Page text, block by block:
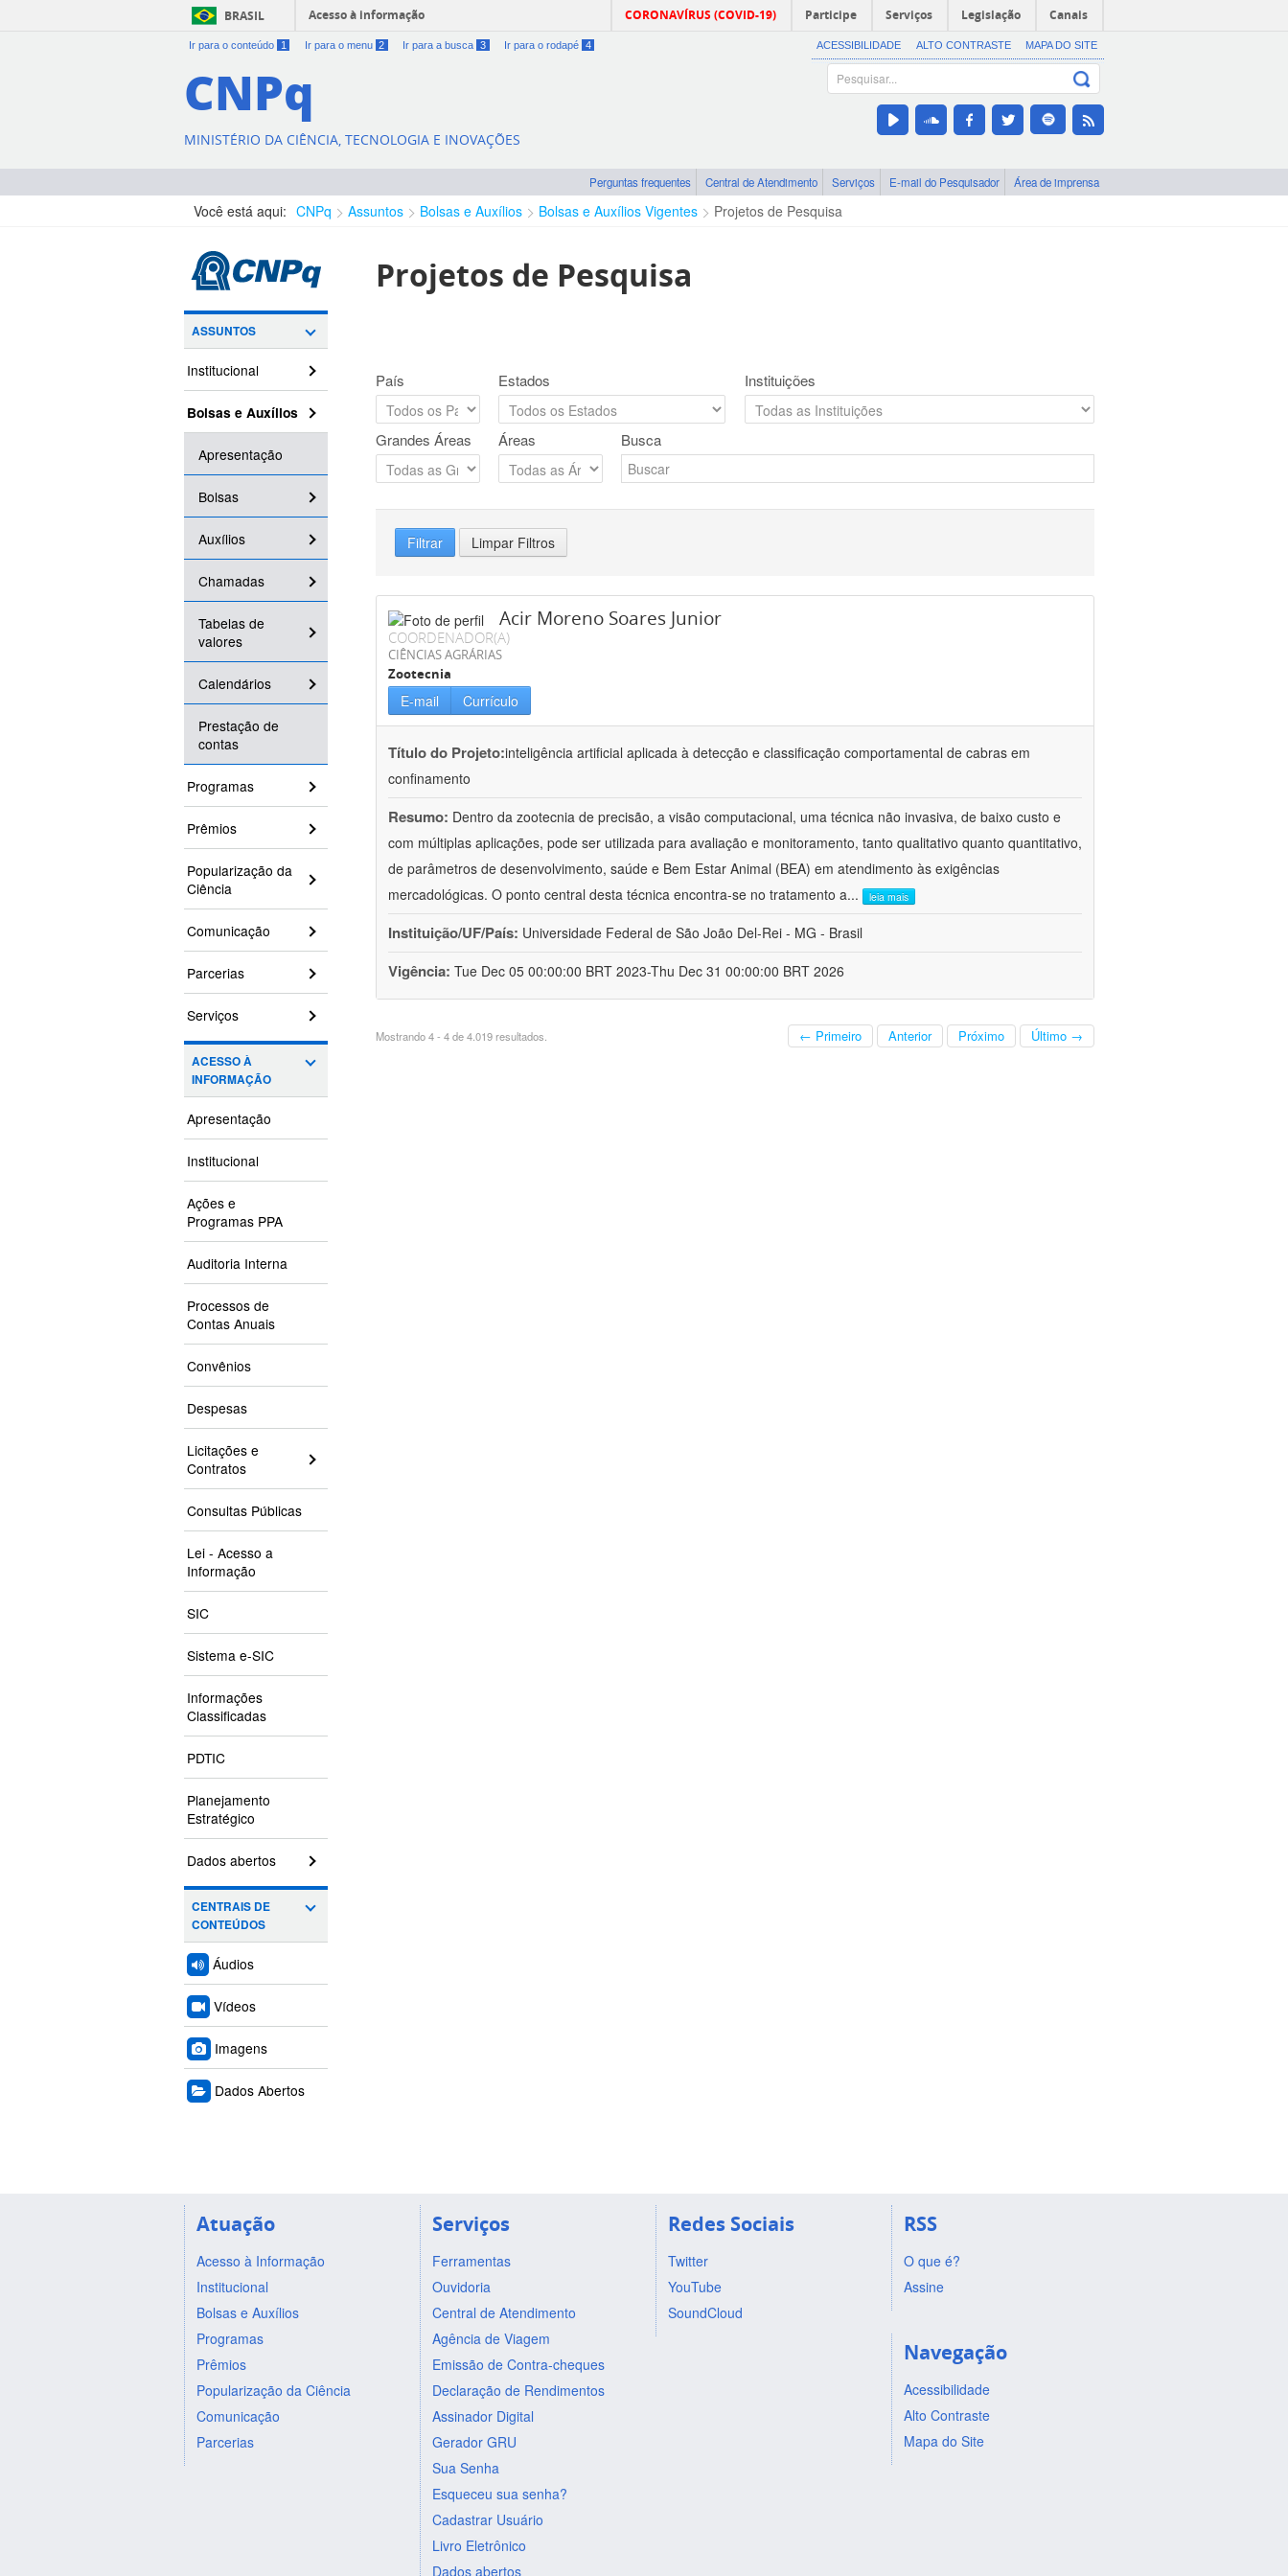
BRASIL Acesso à informação CORONAVÍRUS (COVID-19) Participe Serviços Legislação Canais
Ir para o conteúdo 1 Ir para o menu 2 Ir para a busca 3 Ir para o rodapé 4 ACESSIBILIDADE ALTO CONTRASTE MAPA DO SITE
CNPq
MINISTÉRIO DA CIÊNCIA, TECNOLOGIA E INOVAÇÕES
Perguntas frequentes Central de Atendimento Serviços E-mail do Pesquisador Área de imprensa
Você está aqui: CNPq Assuntos Bolsas e Auxílios Bolsas e Auxílios Vigentes Projetos de Pesquisa
ASSUNTOS
Institucional
Bolsas e Auxílios
Apresentação
Bolsas
Auxílios
Chamadas
Tabelas de
valores
Calendários
Prestação de
contas
Programas
Prêmios
Popularização da
Ciência
Comunicação
Parcerias
Serviços
ACESSO À
INFORMAÇÃO
Apresentação
Institucional
Ações e
Programas PPA
Auditoria Interna
Processos de
Contas Anuais
Convênios
Despesas
Licitações e
Contratos
Consultas Públicas
Lei - Acesso a
Informação
SIC
Sistema e-SIC
Informações
Classificadas
PDTIC
Planejamento
Estratégico
Dados abertos
CENTRAIS DE
CONTEÚDOS
Áudios
Vídeos
Imagens
Dados Abertos
Projetos de Pesquisa
País Estados Instituições
Grandes Áreas Áreas Busca
Filtrar Limpar Filtros
Acir Moreno Soares Junior
COORDENADOR(A)
CIÊNCIAS AGRÁRIAS
Zootecnia
E-mail Currículo
Título do Projeto:inteligência artificial aplicada à detecção e classificação comportamental de cabras em
confinamento
Resumo: Dentro da zootecnia de precisão, a visão computacional, uma técnica não invasiva, de baixo custo e
com múltiplas aplicações, pode ser utilizada para avaliação e monitoramento, tanto qualitativo quanto quantitativo,
de parâmetros de desenvolvimento, saúde e Bem Estar Animal (BEA) em atendimento às exigências
mercadológicas. O ponto central desta técnica encontra-se no tratamento a... leia mais
Instituição/UF/País: Universidade Federal de São João Del-Rei - MG - Brasil
Vigência: Tue Dec 05 00:00:00 BRT 2023-Thu Dec 31 00:00:00 BRT 2026
Mostrando 4 - 4 de 4.019 resultados. ← Primeiro Anterior Próximo Último →
Atuação
Acesso à Informação
Institucional
Bolsas e Auxílios
Programas
Prêmios
Popularização da Ciência
Comunicação
Parcerias
Serviços
Ferramentas
Ouvidoria
Central de Atendimento
Agência de Viagem
Emissão de Contra-cheques
Declaração de Rendimentos
Assinador Digital
Gerador GRU
Sua Senha
Esqueceu sua senha?
Cadastrar Usuário
Livro Eletrônico
Dados abertos
Redes Sociais
Twitter
YouTube
SoundCloud
RSS
O que é?
Assine
Navegação
Acessibilidade
Alto Contraste
Mapa do Site